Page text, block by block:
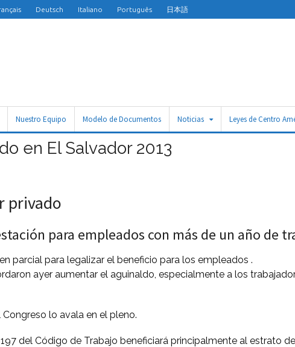
Deutsch Italiano Português 日本語
Nuestro Equipo Modelo de Documentos Noticias Leyes de Centro
en El Salvador 2013
privado
para empleados con más de un año de
parcial para legalizar el beneficio para los empleados .
ayer aumentar el aguinaldo, especialmente a los
lo avala en el pleno.
del Código de Trabajo beneficiará principalmente al estrato